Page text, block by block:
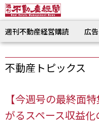
週刊不動産経営購読 広
不動産トピックス
【今週号の最終面
がるスペース収益化